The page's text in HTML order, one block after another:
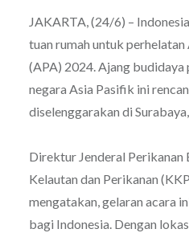
JAKARTA, (24/6) –
tuan rumah untuk
(APA) 2024. Ajang budidaya
negara Asia Pasifik ini
diselenggarakan di
Direktur Jenderal Perikanan
Kelautan dan Perikanan
mengatakan, gelaran acara
bagi Indonesia. Dengan